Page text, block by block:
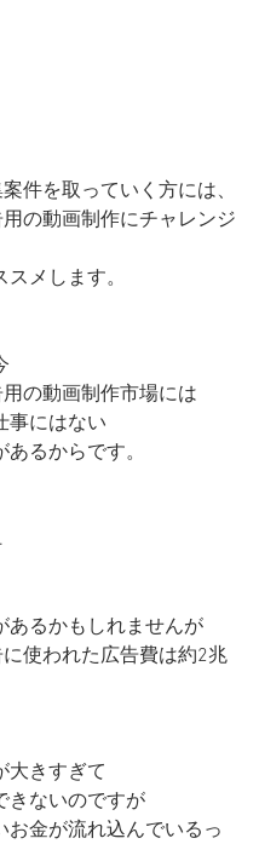
件を取っていく方には、
用の動画制作にチャレンジ
メします。
用の動画制作市場には
事にはない
るからです。
あるかもしれませんが
に使われた広告費は約2兆
大きすぎて
きないのですが
お金が流れ込んでいるっ